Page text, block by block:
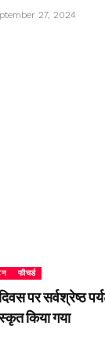
27, 2024
फीचर्ड
पर सर्वश्रेष्ठ
किया गया